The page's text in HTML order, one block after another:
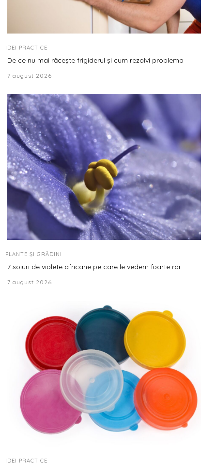
IDEI PRACTICE
De ce nu mai răcește frigiderul și cum rezolvi problema
7 august 2026
PLANTE ȘI GRĂDINI
7 soiuri de violete africane pe care le vedem foarte rar
7 august 2026
IDEI PRACTICE